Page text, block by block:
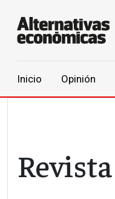
Inicio Opinión
Revista